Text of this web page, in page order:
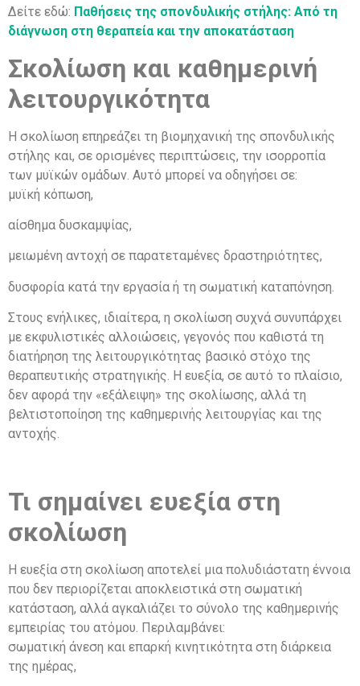
Δείτε εδώ: Παθήσεις της σπονδυλικής στήλης: Από τη
διάγνωση στη θεραπεία και την αποκατάσταση
Σκολίωση και καθημερινή
λειτουργικότητα
Η σκολίωση επηρεάζει τη βιομηχανική της σπονδυλικής
στήλης και, σε ορισμένες περιπτώσεις, την ισορροπία
των μυϊκών ομάδων. Αυτό μπορεί να οδηγήσει σε:
μυϊκή κόπωση,
αίσθημα δυσκαμψίας,
μειωμένη αντοχή σε παρατεταμένες δραστηριότητες,
δυσφορία κατά την εργασία ή τη σωματική καταπόνηση.
Στους ενήλικες, ιδιαίτερα, η σκολίωση συχνά συνυπάρχει
με εκφυλιστικές αλλοιώσεις, γεγονός που καθιστά τη
διατήρηση της λειτουργικότητας βασικό στόχο της
θεραπευτικής στρατηγικής. Η ευεξία, σε αυτό το πλαίσιο,
δεν αφορά την «εξάλειψη» της σκολίωσης, αλλά τη
βελτιστοποίηση της καθημερινής λειτουργίας και της
αντοχής.
Τι σημαίνει ευεξία στη
σκολίωση
Η ευεξία στη σκολίωση αποτελεί μια πολυδιάστατη έννοια
που δεν περιορίζεται αποκλειστικά στη σωματική
κατάσταση, αλλά αγκαλιάζει το σύνολο της καθημερινής
εμπειρίας του ατόμου. Περιλαμβάνει:
σωματική άνεση και επαρκή κινητικότητα στη διάρκεια
της ημέρας,